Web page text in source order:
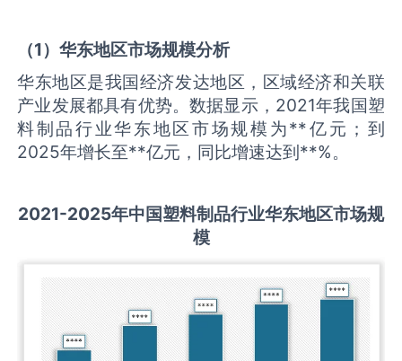
（1）华东地区市场规模分析
华东地区是我国经济发达地区，区域经济和关联
产业发展都具有优势。数据显示，2021年我国塑
料制品行业华东地区市场规模为**亿元；到
2025年增长至**亿元，同比增速达到**%。
2021-2025年中国塑料制品行业华东地区市场规
模